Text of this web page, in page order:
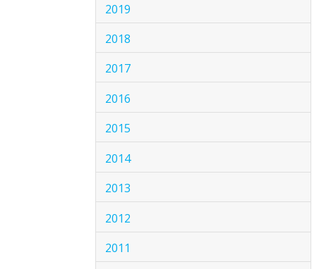
2019
2018
2017
2016
2015
2014
2013
2012
2011